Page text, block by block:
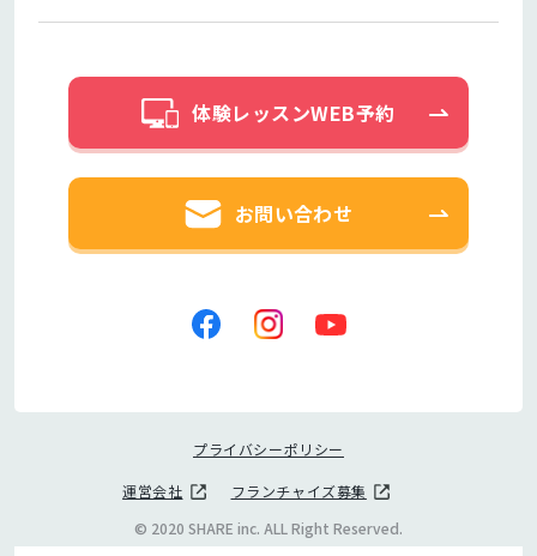
体験レッスンWEB予約
お問い合わせ
プライバシーポリシー
運営会社
フランチャイズ募集
© 2020 SHARE inc. ALL Right Reserved.